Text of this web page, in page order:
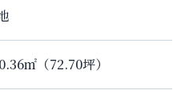
㎡（72.70坪）